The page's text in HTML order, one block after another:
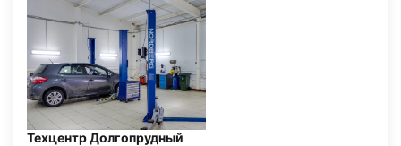
Техцентр Долгопрудный